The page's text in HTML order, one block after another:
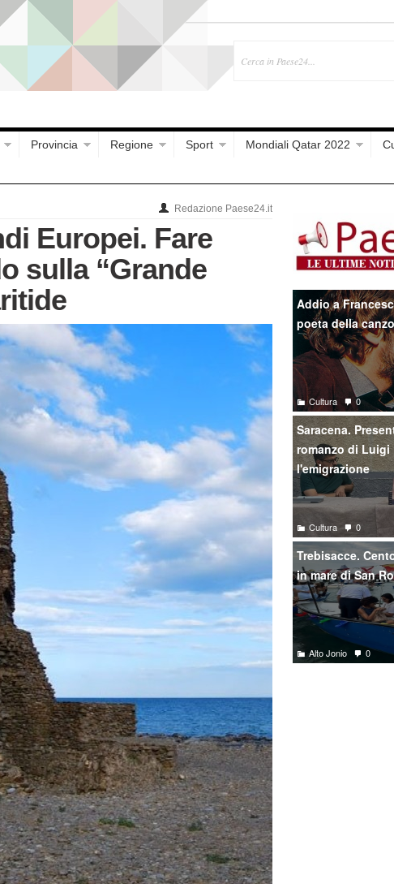
Provincia Regione Sport Mondiali Qatar 2022
Redazione Paese24.it
Europei. Fare
sulla “Grande
Addio a
poeta della
Cultura 0
Saracena.
romanzo di
l'emigrazione
Cultura 0
Trebisacce.
in mare di San
Alto Jonio 0